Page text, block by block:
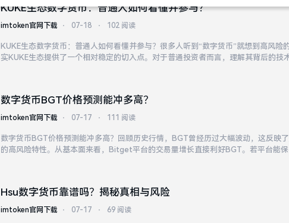
KUKE生态数字货币：普通人如何看懂并参与？
imtoken官网下载 ⋅ 07-18 ⋅ 102 阅读
KUKE生态数字货币：普通人如何看懂并参与？很多人听到“数字货币”就想到高风险
实KUKE生态提供了一个相对稳定的切入点。对于普通投资者而言，理解其背后的技
数字货币BGT价格预测能冲多高？
imtoken官网下载 ⋅ 07-17 ⋅ 111 阅读
数字货币BGT价格预测能冲多高？回顾历史行情，BGT曾经历过大幅波动，这反映
的高风险特性。从基本面来看，Bitget平台的交易量增长直接利好BGT。若平台能
Hsu数字货币靠谱吗？揭秘真相与风险
imtoken官网下载 ⋅ 07-17 ⋅ 69 阅读